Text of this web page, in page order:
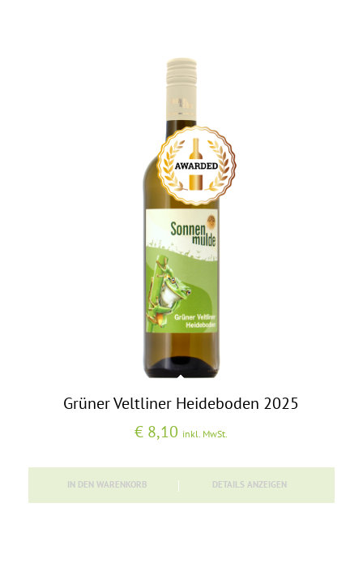
Grüner Veltliner Heideboden 2025
€ 8,10 inkl. MwSt.
IN DEN WARENKORB DETAILS ANZEIGEN